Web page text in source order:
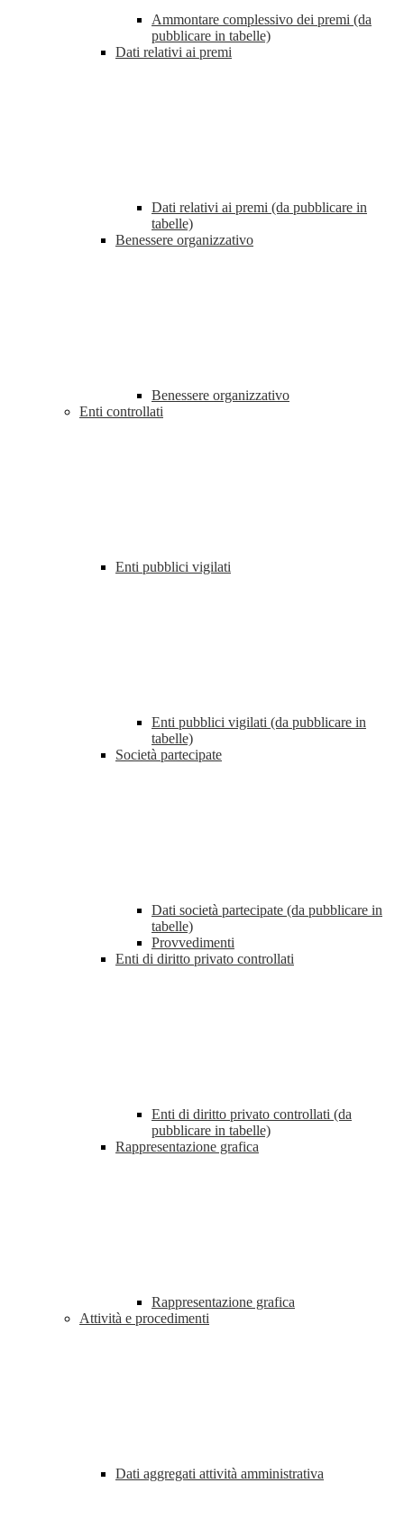
Ammontare complessivo dei premi (da
pubblicare in tabelle)
Dati relativi ai premi
Dati relativi ai premi (da pubblicare in
tabelle)
Benessere organizzativo
Benessere organizzativo
Enti controllati
Enti pubblici vigilati
Enti pubblici vigilati (da pubblicare in
tabelle)
Società partecipate
Dati società partecipate (da pubblicare in
tabelle)
Provvedimenti
Enti di diritto privato controllati
Enti di diritto privato controllati (da
pubblicare in tabelle)
Rappresentazione grafica
Rappresentazione grafica
Attività e procedimenti
Dati aggregati attività amministrativa